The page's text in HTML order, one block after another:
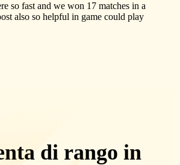
so fast and we won 17 matches in a
also so helpful in game could play
di rango in